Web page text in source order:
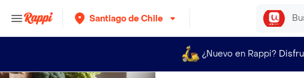
Santiago de Chile
¿Nuevo en Rappi?